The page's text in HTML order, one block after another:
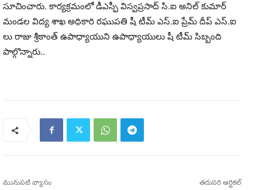
సూచించారు. కార్యక్రమంలో డీఎస్పీ విస్వప్రసాద్ సి.ఐ అనిల్ కుమార్
మండల విద్య శాఖ అధికారి రఘుపతి షీ టీమ్ ఎస్.ఐ ప్రేమ్ దీప్ ఎస్.ఐ
లు రాజు శ్రీకాంత్ ఉపాధ్యాయుని ఉపాధ్యాయులు షీ టీమ్ సిబ్బంది
పాల్గొన్నారు..
మునుపటి వ్యాసం తదుపరి ఆర్టికల్